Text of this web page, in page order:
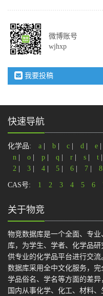
微博账号
wjhxp
我要投稿
快速导航
化学品: a b c d e
n
o p q r s t
2
3 4 5 6 7 8
CAS号: 1 2 3 4 5 6
关于物竞
物竞数据库是一个全面、专业
库，为学生、学者、化学品
供专业的化学品平台进行交流
数据库采用全中文化服务，
学品俗名、学名等方面的差
国内从事化学、化工、材料